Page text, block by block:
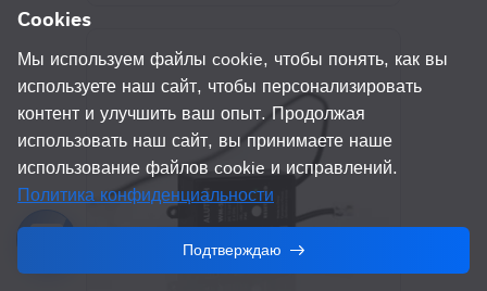
Cookies
Мы используем файлы cookie, чтобы понять, как вы
используете наш сайт, чтобы персонализировать
контент и улучшить ваш опыт. Продолжая
использовать наш сайт, вы принимаете наше
использование файлов cookie и исправлений.
Политика конфиденциальности
Подтверждаю